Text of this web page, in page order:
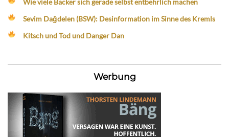
Sevim Dağdelen (BSW): Desinformation im Sinne des Kremls
Kitsch und Tod und Danger Dan
Werbung